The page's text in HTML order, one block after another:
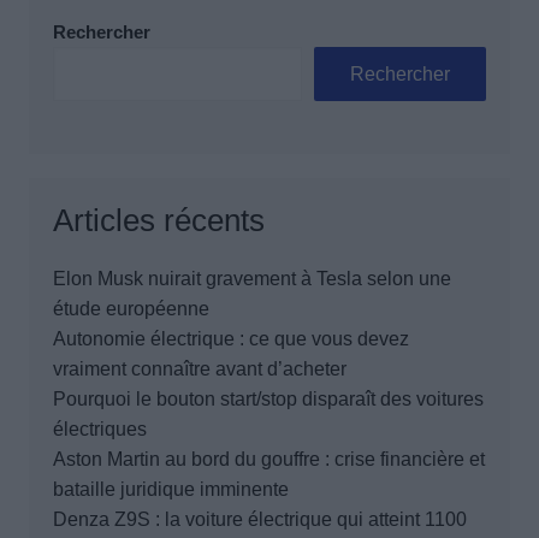
Rechercher
Rechercher
Articles récents
Elon Musk nuirait gravement à Tesla selon une
étude européenne
Autonomie électrique : ce que vous devez
vraiment connaître avant d’acheter
Pourquoi le bouton start/stop disparaît des voitures
électriques
Aston Martin au bord du gouffre : crise financière et
bataille juridique imminente
Denza Z9S : la voiture électrique qui atteint 1100